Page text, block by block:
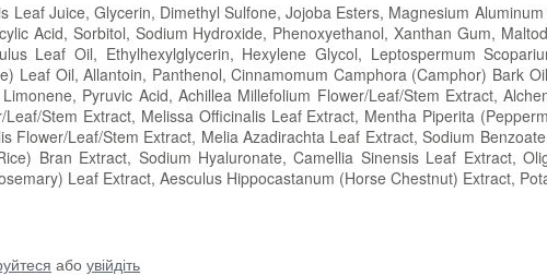
Leaf Juice, Glycerin, Dimethyl Sulfone, Jojoba Esters, Magnesium
Acid, Sorbitol, Sodium Hydroxide, Phenoxyethanol, Xanthan Gum,
Leaf Oil, Ethylhexylglycerin, Hexylene Glycol, Leptospermum
Leaf Oil, Allantoin, Panthenol, Cinnamomum Camphora (Camphor) Bark
Pyruvic Acid, Achillea Millefolium Flower/Leaf/Stem Extract,
Stem Extract, Melissa Officinalis Leaf Extract, Mentha Piperita
Flower/Leaf/Stem Extract, Melia Azadirachta Leaf Extract, Sodium
Bran Extract, Sodium Hyaluronate, Camellia Sinensis Leaf Extract,
Leaf Extract, Aesculus Hippocastanum (Horse Chestnut) Extract,
або увійдіть